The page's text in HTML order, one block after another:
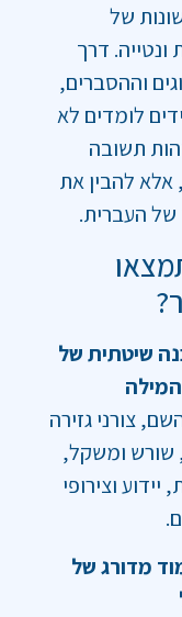
של
ונטייה. דרך
וההסברים,
לומדים לא
תשובה
אלא להבין את
של העברית.
שיטתית של
צורני גזירה
שורש ומשקל,
יידוע וצירופי
מדורג של